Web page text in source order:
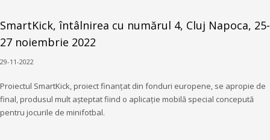
SmartKick, întâlnirea cu numărul 4, Cluj Napoca, 25-
27 noiembrie 2022
29-11-2022
Proiectul SmartKick, proiect finanțat din fonduri europene, se apropie de
final, produsul mult așteptat fiind o aplicație mobilă special concepută
pentru jocurile de minifotbal.